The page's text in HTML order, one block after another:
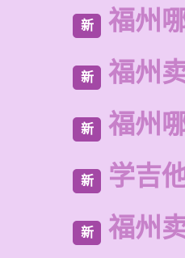
新 福州
新 福州
新 福州
新 学吉
新 福州